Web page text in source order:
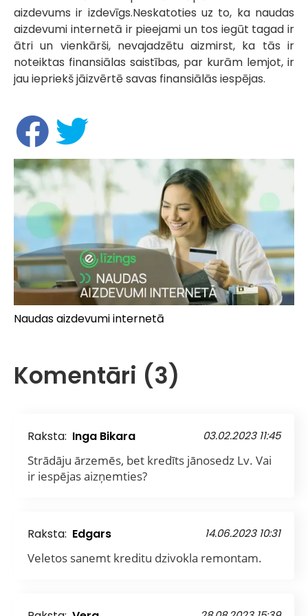
aizdevums ir izdevīgs.Neskatoties uz to, ka naudas
aizdevumi internetā ir pieejami un tos iegūt tagad ir
ātri un vienkārši, nevajadzētu aizmirst, ka tās ir
noteiktas finansiālas saistības, par kurām lemjot, ir
jau iepriekš jāizvērtē savas finansiālās iespējas.
Naudas aizdevumi internetā
Komentāri (3)
Raksta: Inga Bikara 03.02.2023 11:45
Strādāju ārzemēs, bet kredīts jānosedz Lv. Vai
ir iespējas aizņemties?
Raksta: Edgars 14.06.2023 10:31
Veletos sanemt kreditu dzivokla remontam.